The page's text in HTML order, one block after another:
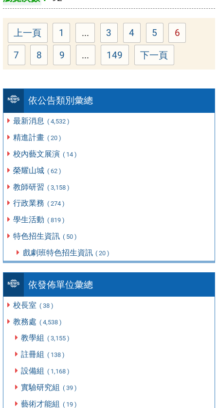
依公告類別彙總
最新消息 ( 4,532 )
精進計畫 ( 20 )
校內藝文展演 ( 14 )
榮耀山城 ( 62 )
教師研習 ( 3,158 )
行政業務 ( 274 )
學生活動 ( 819 )
特色招生資訊 ( 50 )
戲劇班特色招生資訊 ( 20 )
依發佈單位彙總
校長室 ( 38 )
教務處 ( 4,538 )
教學組 ( 3,155 )
註冊組 ( 138 )
設備組 ( 1,168 )
實驗研究組 ( 39 )
藝術才能組 ( 19 )
上一頁 Page
1 ... Page
3 Page
4 Page
5 6
Page
7 Page
8 Page
9 ... Page
149 下一頁